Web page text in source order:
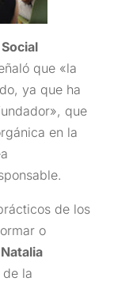
que «la
ya que ha
que
en la
de los
o
Natalia
la